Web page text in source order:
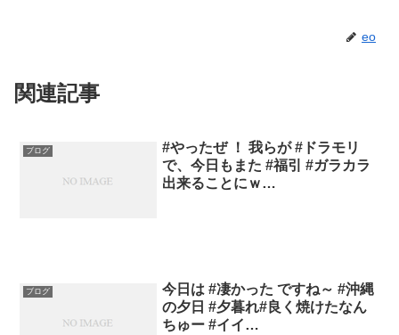
eo
関連記事
ブログ
#やったぜ ！ 我らが #ドラモリ
で、今日もまた #福引 #ガラカラ
出来ることにｗ…
ブログ
今日は #凄かった ですね～ #沖縄
の夕日 #夕暮れ#良く焼けたなん
ちゅー #イイ…